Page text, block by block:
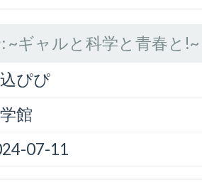
ギャルと科学と青春と!~
ぴぴ
館
07-11